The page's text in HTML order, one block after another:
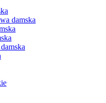
damska